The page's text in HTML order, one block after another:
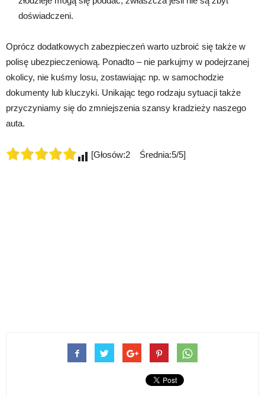
doświadczeni.
Oprócz dodatkowych zabezpieczeń warto uzbroić się także w
polisę ubezpieczeniową. Ponadto – nie parkujmy w podejrzanej
okolicy, nie kuśmy losu, zostawiając np. w samochodzie
dokumenty lub kluczyki. Unikając tego rodzaju sytuacji także
przyczyniamy się do zmniejszenia szansy kradzieży naszego
auta.
[Głosów:2 Średnia:5/5]